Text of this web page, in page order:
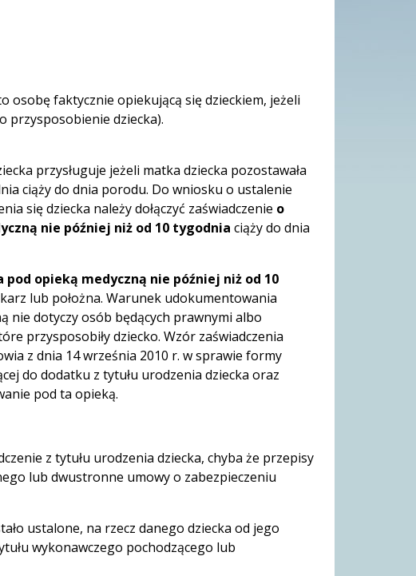
osobę faktycznie opiekującą się dzieckiem, jeżeli
przysposobienie dziecka).
przysługuje jeżeli matka dziecka pozostawała
ciąży do dnia porodu. Do wniosku o ustalenie
się dziecka należy dołączyć zaświadczenie o
nie później niż od 10 tygodnia ciąży do dnia
opieką medyczną nie później niż od 10
lub położna. Warunek udokumentowania
nie dotyczy osób będących prawnymi albo
przysposobiły dziecko. Wzór zaświadczenia
z dnia 14 września 2010 r. w sprawie formy
do dodatku z tytułu urodzenia dziecka oraz
pod ta opieką.
z tytułu urodzenia dziecka, chyba że przepisy
lub dwustronne umowy o zabezpieczeniu
ustalone, na rzecz danego dziecka od jego
wykonawczego pochodzącego lub